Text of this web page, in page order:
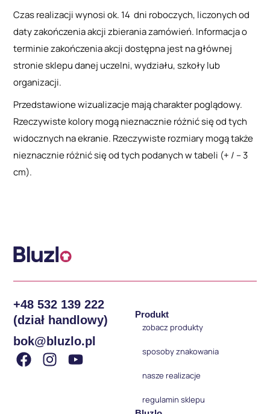
Czas realizacji wynosi ok. 14 dni roboczych, liczonych od
daty zakończenia akcji zbierania zamówień. Informacja o
terminie zakończenia akcji dostępna jest na głównej
stronie sklepu danej uczelni, wydziału, szkoły lub
organizacji.
Przedstawione wizualizacje mają charakter poglądowy.
Rzeczywiste kolory mogą nieznacznie różnić się od tych
widocznych na ekranie. Rzeczywiste rozmiary mogą także
nieznacznie różnić się od tych podanych w tabeli (+ / – 3
cm).
+48 532 139 222
(dział handlowy)
bok@bluzlo.pl
Produkt
zobacz produkty
sposoby znakowania
nasze realizacje
regulamin sklepu